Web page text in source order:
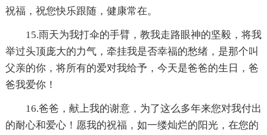
祝福，祝您快乐跟随，健康常在。
15.雨天为我打伞的手臂，教我走路眼神的坚毅，将我
举过头顶庞大的力气，牵挂我是否幸福的愁绪，是那个叫
父亲的你，将所有的爱对我给予，今天是爸爸的生日，爸
爸我爱你！
16.爸爸，献上我的谢意，为了这么多年来您对我付出
的耐心和爱心！愿我的祝福，如一缕灿烂的阳光，在您的